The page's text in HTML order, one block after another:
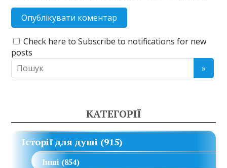
Check here to Subscribe to notifications for new
posts
КАТЕГОРІЇ
Історії для душі (915)
Інші (854)